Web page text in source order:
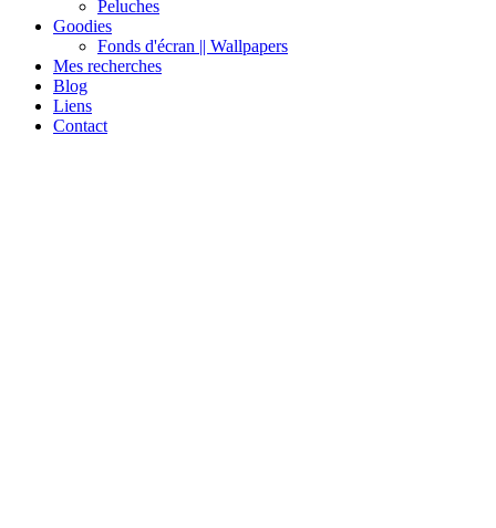
Peluches
Goodies
Fonds d'écran || Wallpapers
Mes recherches
Blog
Liens
Contact